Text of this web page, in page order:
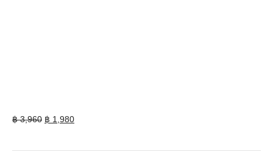
฿3,960 Original
฿ 1,980Current